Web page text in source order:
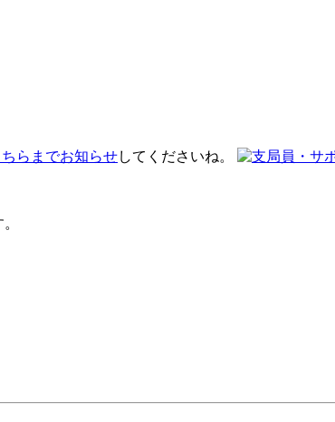
ちらまでお知らせしてくださいね。